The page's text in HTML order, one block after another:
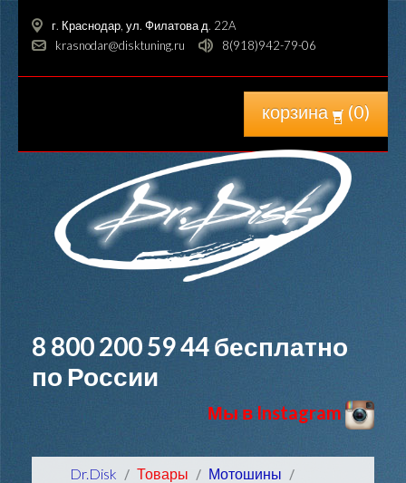
г. Краснодар, ул. Филатова д. 22A
krasnodar@disktuning.ru
8(918)942-79-06
корзина (0)
8 800 200 59 44бесплатно
по России
Мы в Instagram
Dr.Disk Товары
Мотошины